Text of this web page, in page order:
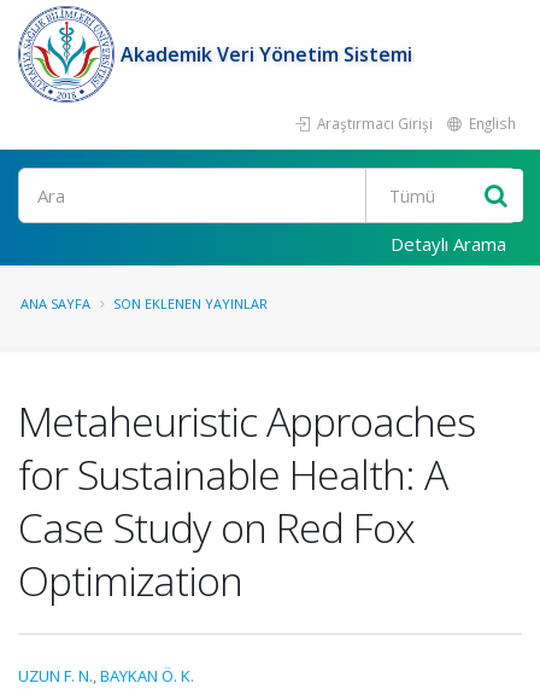
Akademik Veri Yönetim Sistemi
Araştırmacı Girişi English
Ara
Detaylı Arama
ANA SAYFA SON EKLENEN YAYINLAR
Metaheuristic Approaches
for Sustainable Health: A
Case Study on Red Fox
Optimization
UZUN F. N.,BAYKAN Ö. K.